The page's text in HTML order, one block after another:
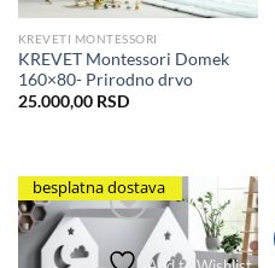
KREVETI MONTESSORI
KREVET Montessori Domek
160×80- Prirodno drvo
25.000,00 RSD
besplatna dostava